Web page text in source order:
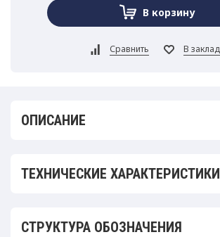
ОПИСАНИЕ
ТЕХНИЧЕСКИЕ ХАРАКТЕРИСТИКИ
СТРУКТУРА ОБОЗНАЧЕНИЯ